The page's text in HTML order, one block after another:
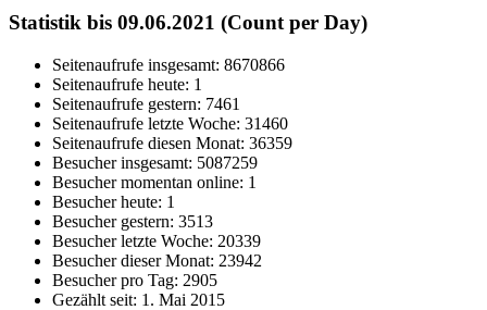
Statistik bis 09.06.2021 (Count per Day)
Seitenaufrufe insgesamt: 8670866
Seitenaufrufe heute: 1
Seitenaufrufe gestern: 7461
Seitenaufrufe letzte Woche: 31460
Seitenaufrufe diesen Monat: 36359
Besucher insgesamt: 5087259
Besucher momentan online: 1
Besucher heute: 1
Besucher gestern: 3513
Besucher letzte Woche: 20339
Besucher dieser Monat: 23942
Besucher pro Tag: 2905
Gezählt seit: 1. Mai 2015